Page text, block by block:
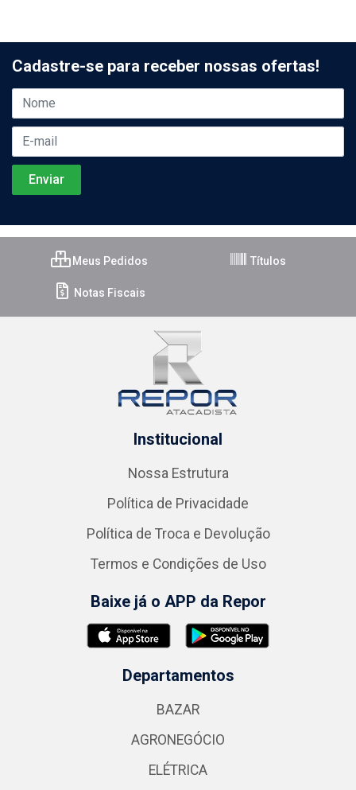
Cadastre-se para receber nossas ofertas!
Meus Pedidos Títulos
Notas Fiscais
Institucional
Nossa Estrutura
Política de Privacidade
Política de Troca e Devolução
Termos e Condições de Uso
Baixe já o APP da Repor
Departamentos
BAZAR
AGRONEGÓCIO
ELÉTRICA